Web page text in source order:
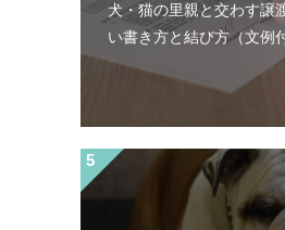
犬・猫の里親と交わす譲
い書き方と結び方（文例